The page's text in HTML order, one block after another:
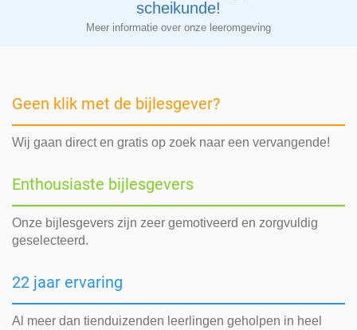
scheikunde!
Meer informatie over onze leeromgeving
Geen klik met de bijlesgever?
Wij gaan direct en gratis op zoek naar een vervangende!
Enthousiaste bijlesgevers
Onze bijlesgevers zijn zeer gemotiveerd en zorgvuldig
geselecteerd.
22 jaar ervaring
Al meer dan tienduizenden leerlingen geholpen in heel